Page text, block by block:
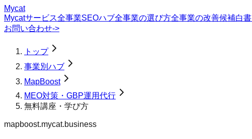
Mycat
Mycatサービス全事業SEOハブ全事業の選び方全事業の改善候補白書
お問い合わせ->
トップ
事業別ハブ
MapBoost
MEO対策・GBP運用代行
無料講座・学び方
mapboost.mycat.business